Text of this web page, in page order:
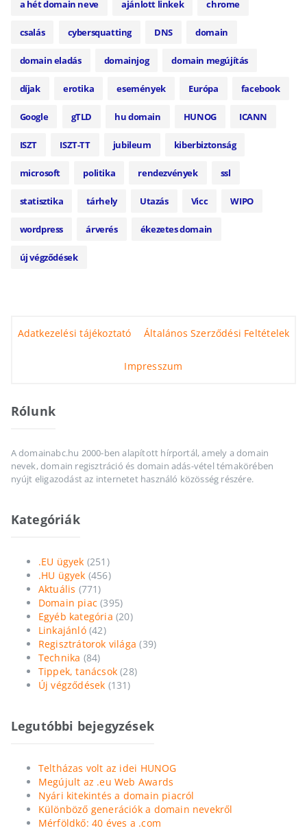
a hét domain neve ajánlott linkek chrome
csalás cybersquatting DNS domain
domain eladás domainjog domain megújítás
díjak erotika események Európa facebook
Google gTLD hu domain HUNOG ICANN
ISZT ISZT-TT jubileum kiberbiztonság
microsoft politika rendezvények ssl
statisztika tárhely Utazás Vicc WIPO
wordpress árverés ékezetes domain
új végződések
Adatkezelési tájékoztató Általános Szerződési Feltételek
Impresszum
Rólunk
A domainabc.hu 2000-ben alapított hírportál, amely a domain
nevek, domain regisztráció és domain adás-vétel témakörében
nyújt eligazodást az internetet használó közösség részére.
Kategóriák
.EU ügyek (251)
.HU ügyek (456)
Aktuális (771)
Domain piac (395)
Egyéb kategória (20)
Linkajánló(42)
Regisztrátorok világa (39)
Technika (84)
Tippek, tanácsok (28)
Új végződések (131)
Legutóbbi bejegyzések
Teltházas volt az idei HUNOG
Megújult az .eu Web Awards
Nyári kitekintés a domain piacról
Különböző generációk a domain nevekről
Mérföldkő: 40 éves a .com